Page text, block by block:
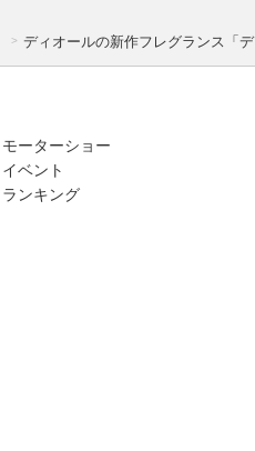
ディオールの新作フレグランス「
モーターショー
イベント
ランキング